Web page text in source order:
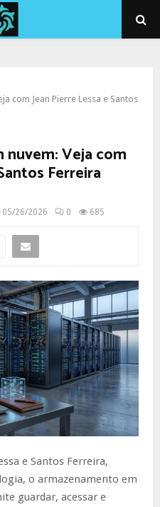
com Jean Pierre Lessa e Santos
Veja com
Ferreira
05/26/2026 0 685
e Santos Ferreira,
o armazenamento em
guardar, acessar e